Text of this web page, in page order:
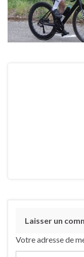
Laisser un
Votre adresse de